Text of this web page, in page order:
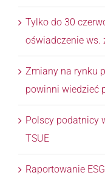
Tylko do 30
oświadczenie ws.
Zmiany na rynku
powinni wiedzieć
Polscy podatnicy
TSUE
Raportowanie